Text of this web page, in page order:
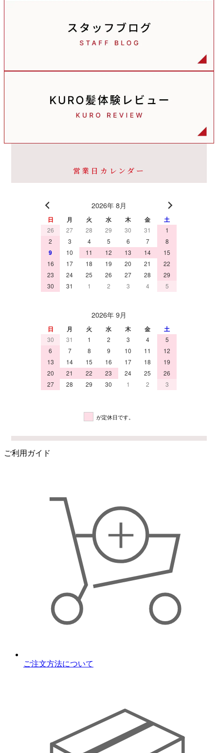
営業日カレンダー
2026年 8月
日 月 火 水 木 金 土
26 27 28 29 30 31
1
2
3 4 5 6 7 8
9 10 11 12 13 14
15
16
17 18 19 20 21
22
23
24 25 26 27 28
29
30
31 1 2 3 4 5
2026年 9月
日 月 火 水 木 金 土
30 31 1 2 3 4
5
6
7 8 9 10 11
12
13
14 15 16 17 18
19
20
21 22 23 24 25
26
27
28 29 30 1 2 3
が定休日です。
ご利用ガイド
ご注文方法について